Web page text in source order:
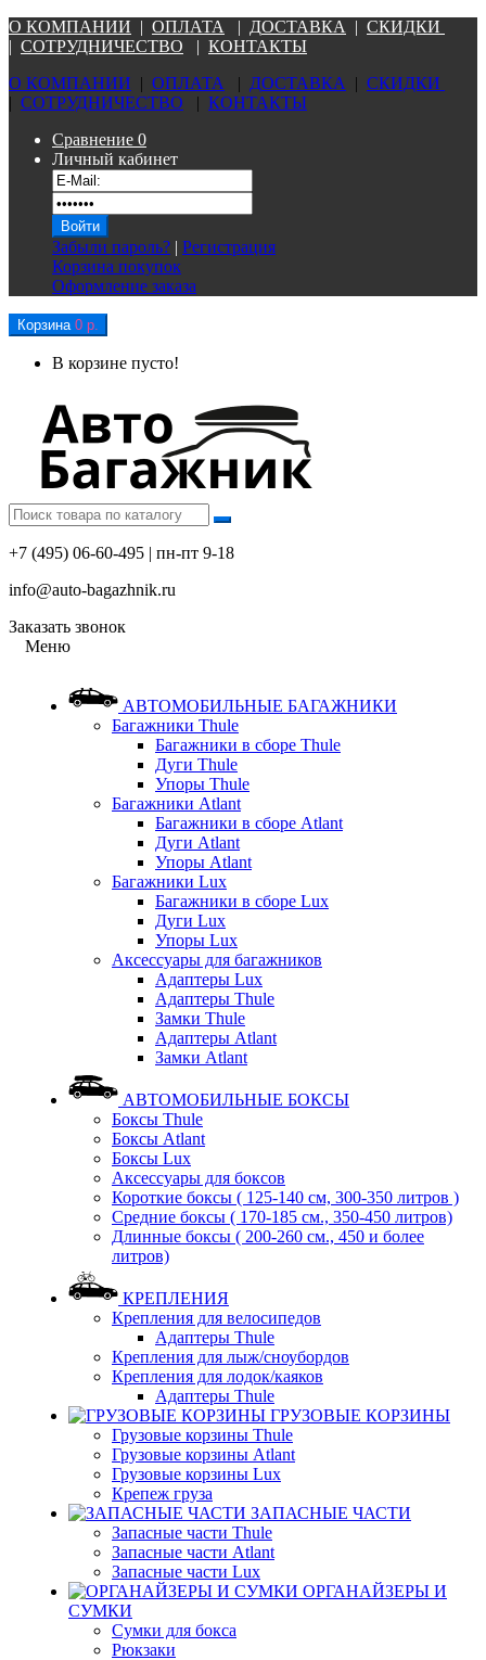
О КОМПАНИИ | ОПЛАТА | ДОСТАВКА | СКИДКИ
| СОТРУДНИЧЕСТВО | КОНТАКТЫ
О КОМПАНИИ | ОПЛАТА | ДОСТАВКА | СКИДКИ
| СОТРУДНИЧЕСТВО | КОНТАКТЫ
Сравнение 0
Личный кабинет
Забыли пароль? | Регистрация
Корзина покупок
Оформление заказа
Корзина 0 р.
В корзине пусто!
+7 (495) 06-60-495 | пн-пт 9-18
info@auto-bagazhnik.ru
Заказать звонок
Меню
АВТОМОБИЛЬНЫЕ БАГАЖНИКИ
Багажники Thule
Багажники в сборе Thule
Дуги Thule
Упоры Thule
Багажники Atlant
Багажники в сборе Atlant
Дуги Atlant
Упоры Atlant
Багажники Lux
Багажники в сборе Lux
Дуги Lux
Упоры Lux
Аксессуары для багажников
Адаптеры Lux
Адаптеры Thule
Замки Thule
Адаптеры Atlant
Замки Atlant
АВТОМОБИЛЬНЫЕ БОКСЫ
Боксы Thule
Боксы Atlant
Боксы Lux
Аксессуары для боксов
Короткие боксы ( 125-140 см, 300-350 литров )
Средние боксы ( 170-185 см., 350-450 литров)
Длинные боксы ( 200-260 см., 450 и более
литров)
КРЕПЛЕНИЯ
Крепления для велосипедов
Адаптеры Thule
Крепления для лыж/сноубордов
Крепления для лодок/каяков
Адаптеры Thule
ГРУЗОВЫЕ КОРЗИНЫ
Грузовые корзины Thule
Грузовые корзины Atlant
Грузовые корзины Lux
Крепеж груза
ЗАПАСНЫЕ ЧАСТИ
Запасные части Thule
Запасные части Atlant
Запасные части Lux
ОРГАНАЙЗЕРЫ И
СУМКИ
Сумки для бокса
Рюкзаки